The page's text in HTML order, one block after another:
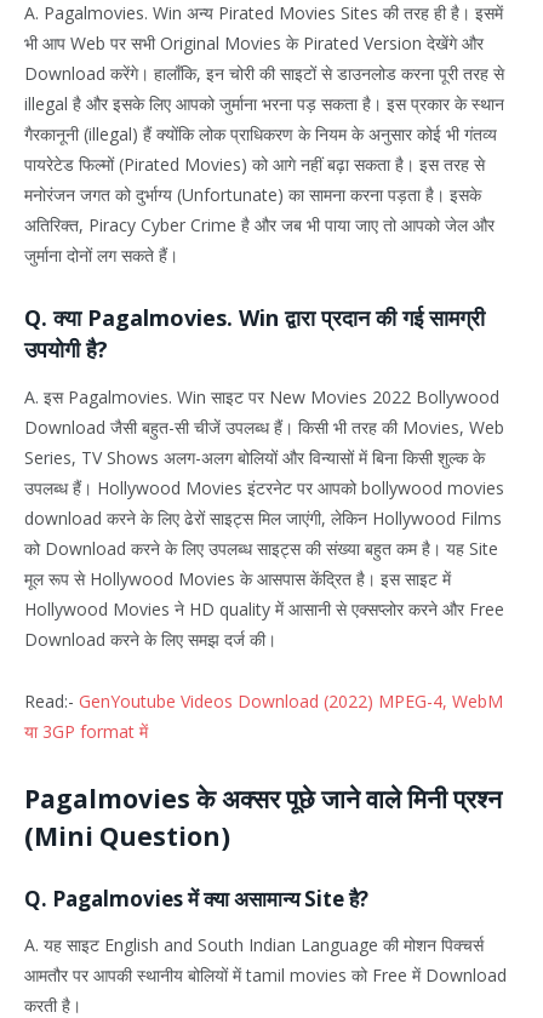
A. Pagalmovies. Win अन्य Pirated Movies Sites की तरह ही है। इसमें
भी आप Web पर सभी Original Movies के Pirated Version देखेंगे और
Download करेंगे। हालाँकि, इन चोरी की साइटों से डाउनलोड करना पूरी तरह से
illegal है और इसके लिए आपको जुर्माना भरना पड़ सकता है। इस प्रकार के स्थान
गैरकानूनी (illegal) हैं क्योंकि लोक प्राधिकरण के नियम के अनुसार कोई भी गंतव्य
पायरेटेड फिल्मों (Pirated Movies) को आगे नहीं बढ़ा सकता है। इस तरह से
मनोरंजन जगत को दुर्भाग्य (Unfortunate) का सामना करना पड़ता है। इसके
अतिरिक्त, Piracy Cyber Crime है और जब भी पाया जाए तो आपको जेल और
जुर्माना दोनों लग सकते हैं।
Q. क्या Pagalmovies. Win द्वारा प्रदान की गई सामग्री
उपयोगी है?
A. इस Pagalmovies. Win साइट पर New Movies 2022 Bollywood
Download जैसी बहुत-सी चीजें उपलब्ध हैं। किसी भी तरह की Movies, Web
Series, TV Shows अलग-अलग बोलियों और विन्यासों में बिना किसी शुल्क के
उपलब्ध हैं। Hollywood Movies इंटरनेट पर आपको bollywood movies
download करने के लिए ढेरों साइट्स मिल जाएंगी, लेकिन Hollywood Films
को Download करने के लिए उपलब्ध साइट्स की संख्या बहुत कम है। यह Site
मूल रूप से Hollywood Movies के आसपास केंद्रित है। इस साइट में
Hollywood Movies ने HD quality में आसानी से एक्सप्लोर करने और Free
Download करने के लिए समझ दर्ज की।
Read:- GenYoutube Videos Download (2022) MPEG-4, WebM
या 3GP format में
Pagalmovies के अक्सर पूछे जाने वाले मिनी प्रश्न
(Mini Question)
Q. Pagalmovies में क्या असामान्य Site है?
A. यह साइट English and South Indian Language की मोशन पिक्चर्स
आमतौर पर आपकी स्थानीय बोलियों में tamil movies को Free में Download
करती है।